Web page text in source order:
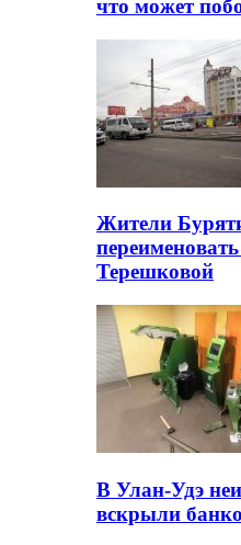
что может
Жители
Терешковой
В Улан-Удэ
вскрыли